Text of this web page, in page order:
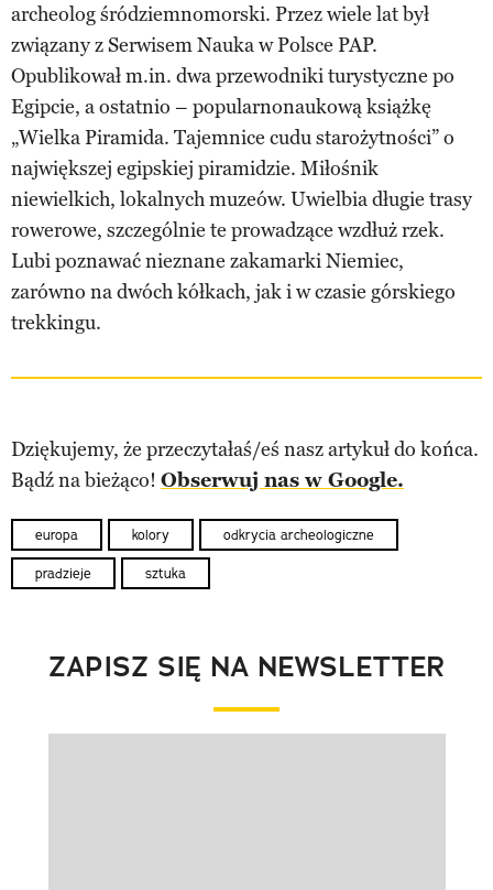
archeolog śródziemnomorski. Przez wiele lat był
związany z Serwisem Nauka w Polsce PAP.
Opublikował m.in. dwa przewodniki turystyczne po
Egipcie, a ostatnio – popularnonaukową książkę
„Wielka Piramida. Tajemnice cudu starożytności” o
największej egipskiej piramidzie. Miłośnik
niewielkich, lokalnych muzeów. Uwielbia długie trasy
rowerowe, szczególnie te prowadzące wzdłuż rzek.
Lubi poznawać nieznane zakamarki Niemiec,
zarówno na dwóch kółkach, jak i w czasie górskiego
trekkingu.
Dziękujemy, że przeczytałaś/eś nasz artykuł do końca.
Bądź na bieżąco! Obserwuj nas w Google.
europa kolory odkrycia archeologiczne
pradzieje sztuka
ZAPISZ SIĘ NA NEWSLETTER